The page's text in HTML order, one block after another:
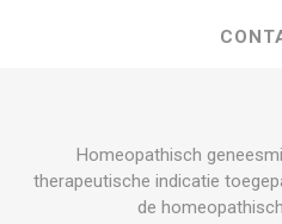
Homeopathisch
therapeutische indicatie
de